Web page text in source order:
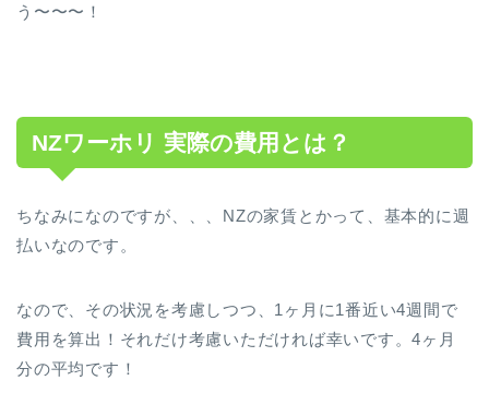
う〜〜〜！
NZワーホリ 実際の費用とは？
ちなみになのですが、、、NZの家賃とかって、基本的に週
払いなのです。
なので、その状況を考慮しつつ、1ヶ月に1番近い4週間で
費用を算出！それだけ考慮いただければ幸いです。4ヶ月
分の平均です！